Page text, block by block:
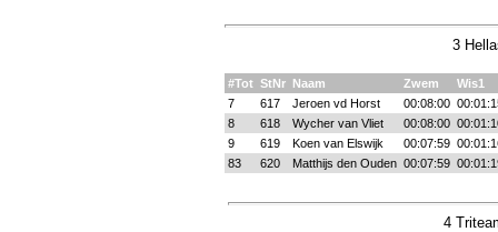
3
#Tot StNr Naam Zwem
Wis1
7
617 Jeroen vd Horst 00:08:00
8
618 Wycher van Vliet 00:08:00
9
619 Koen van Elswijk 00:07:59
83
620 Matthijs den Ouden 00:07:59
4